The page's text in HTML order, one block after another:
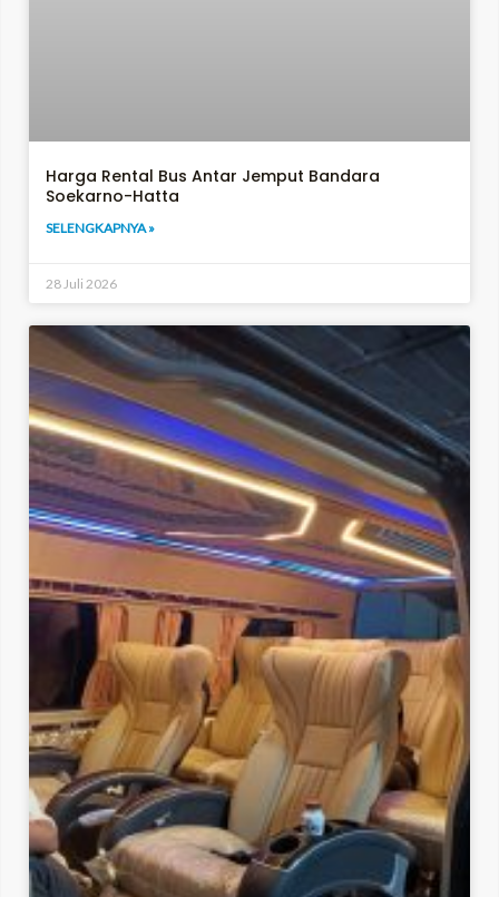
Harga Rental Bus Antar Jemput Bandara
Soekarno-Hatta
SELENGKAPNYA »
28 Juli 2026